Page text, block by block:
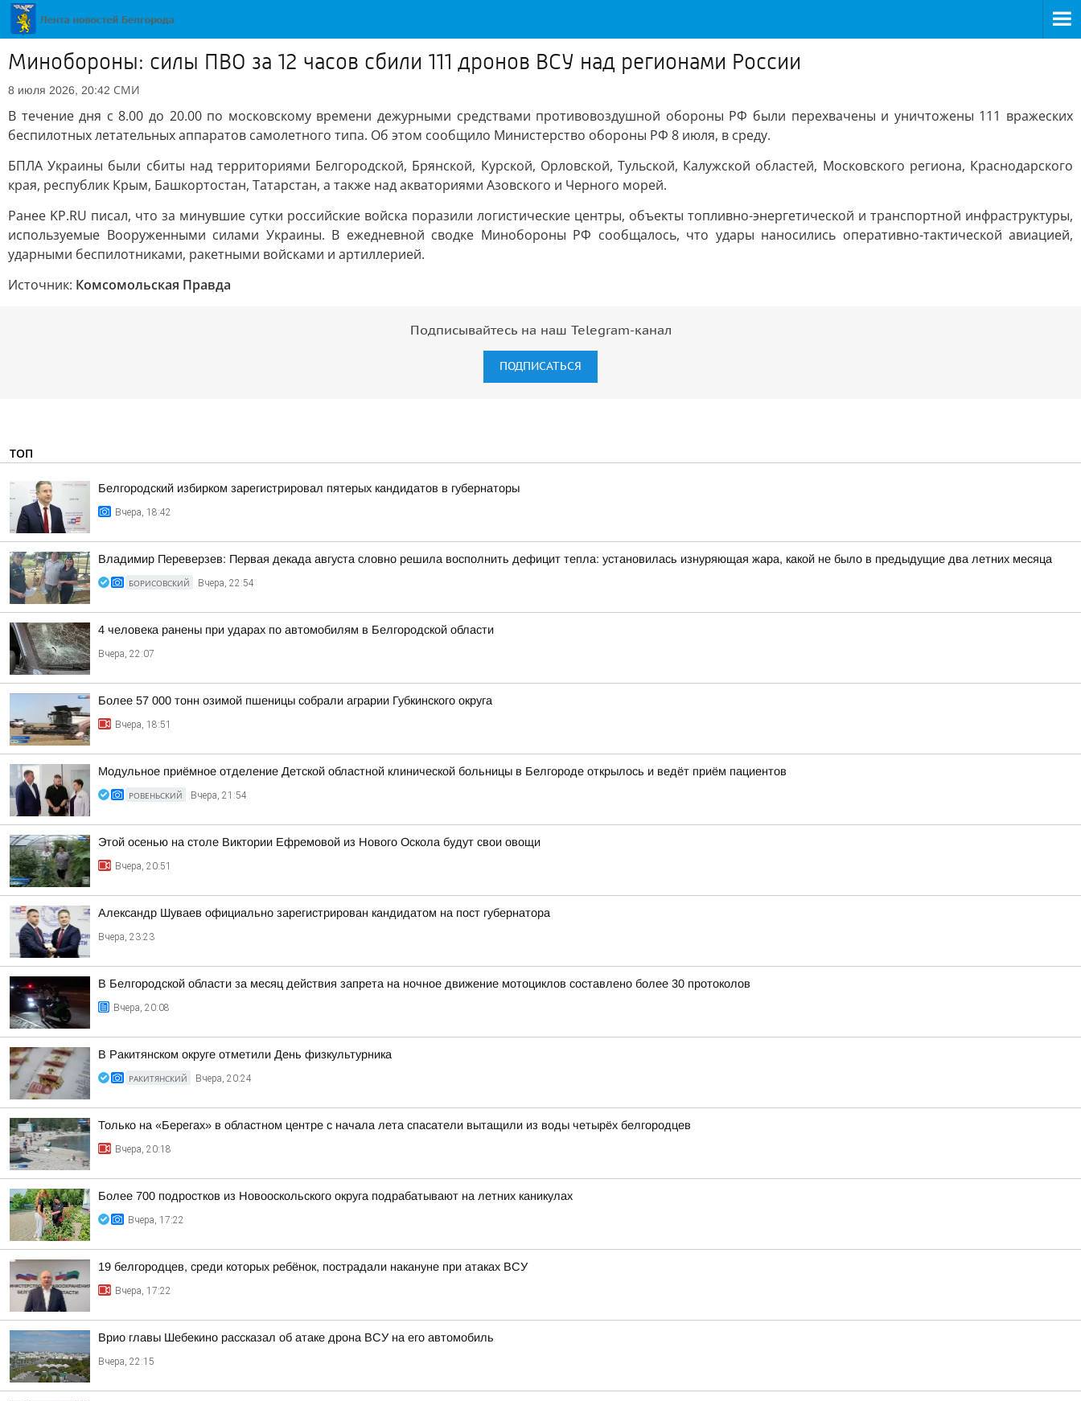
Минобороны: силы ПВО за 12 часов сбили 111 дронов ВСУ над регионами России
8 июля 2026, 20:42 СМИ
В течение дня с 8.00 до 20.00 по московскому времени дежурными средствами противовоздушной обороны РФ были перехвачены и уничтожены 111 вражеских
беспилотных летательных аппаратов самолетного типа. Об этом сообщило Министерство обороны РФ 8 июля, в среду.
БПЛА Украины были сбиты над территориями Белгородской, Брянской, Курской, Орловской, Тульской, Калужской областей, Московского региона, Краснодарского
края, республик Крым, Башкортостан, Татарстан, а также над акваториями Азовского и Черного морей.
Ранее KP.RU писал, что за минувшие сутки российские войска поразили логистические центры, объекты топливно-энергетической и транспортной инфраструктуры,
используемые Вооруженными силами Украины. В ежедневной сводке Минобороны РФ сообщалось, что удары наносились оперативно-тактической авиацией,
ударными беспилотниками, ракетными войсками и артиллерией.
Источник: Комсомольская Правда
Подписывайтесь на наш Telegram-канал
ПОДПИСАТЬСЯ
ТОП
Белгородский избирком зарегистрировал пятерых кандидатов в губернаторы
Вчера, 18:42
Владимир Переверзев: Первая декада августа словно решила восполнить дефицит тепла: установилась изнуряющая жара, какой не было в предыдущие два летних месяца
БОРИСОВСКИЙ Вчера, 22:54
4 человека ранены при ударах по автомобилям в Белгородской области
Вчера, 22:07
Более 57 000 тонн озимой пшеницы собрали аграрии Губкинского округа
Вчера, 18:51
Модульное приёмное отделение Детской областной клинической больницы в Белгороде открылось и ведёт приём пациентов
РОВЕНЬСКИЙ Вчера, 21:54
Этой осенью на столе Виктории Ефремовой из Нового Оскола будут свои овощи
Вчера, 20:51
Александр Шуваев официально зарегистрирован кандидатом на пост губернатора
Вчера, 23:23
В Белгородской области за месяц действия запрета на ночное движение мотоциклов составлено более 30 протоколов
Вчера, 20:08
В Ракитянском округе отметили День физкультурника
РАКИТЯНСКИЙ Вчера, 20:24
Только на «Берегах» в областном центре с начала лета спасатели вытащили из воды четырёх белгородцев
Вчера, 20:18
Более 700 подростков из Новооскольского округа подрабатывают на летних каникулах
Вчера, 17:22
19 белгородцев, среди которых ребёнок, пострадали накануне при атаках ВСУ
Вчера, 17:22
Врио главы Шебекино рассказал об атаке дрона ВСУ на его автомобиль
Вчера, 22:15